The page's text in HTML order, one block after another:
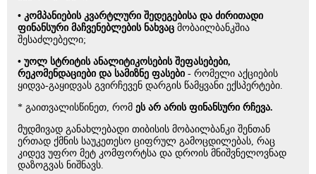
• კომპანიების კვარტლური შედეგებისა და ძირითადი
ფინანსური მაჩვენებლების ნახვაც მობაილბანკშია
შესაძლებელი;
• უოლ სტრიტის ანალიტიკოსების შეფასებები,
რეკომენდაციები და სამიზნე ფასები - რომელი აქციების
ყიდვა-გაყიდვას გვირჩევენ დარგის წამყვანი ექსპერტები.
* გაითვალისწინეთ, რომ ეს არ არის ფინანსური რჩევა.
მუდმივად განახლებადი თიბისის მობაილბანკი შენთან
ერთად ქმნის საუკეთესო ციფრულ გამოცდილებას, რაც
კიდევ უფრო მეტ კომფორტსა და დროის მნიშვნელოვნად
დაზოგვას ნიშნავს.